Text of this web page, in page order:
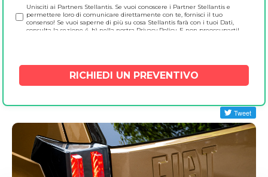
momento direttamente su https://www.preferences.stellantis.com.
Unisciti ai Partners Stellantis. Se vuoi conoscere i Partner Stellantis e
permettere loro di comunicare direttamente con te, fornisci il tuo
consenso! Se vuoi saperne di più su cosa Stellantis farà con i tuoi Dati,
consulta la sezione 4. h) nella nostra Privacy Policy. E non preoccuparti!